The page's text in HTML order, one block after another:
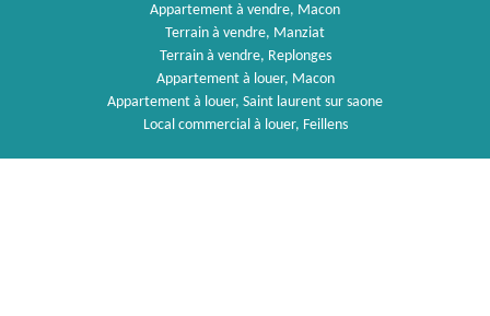
Appartement à vendre, Macon
Terrain à vendre, Manziat
Terrain à vendre, Replonges
Appartement à louer, Macon
Appartement à louer, Saint laurent sur saone
Local commercial à louer, Feillens